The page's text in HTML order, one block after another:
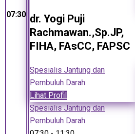
07:30 dr. Yogi Puji
Rachmawan.,Sp.JP,
FIHA, FAsCC, FAPSC
Spesialis Jantung dan
Pembuluh Darah
Lihat Profil
Spesialis Jantung dan
Pembuluh Darah